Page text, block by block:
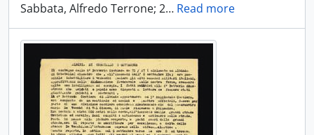
Sabbata, Alfredo Terrone; 2… Read more